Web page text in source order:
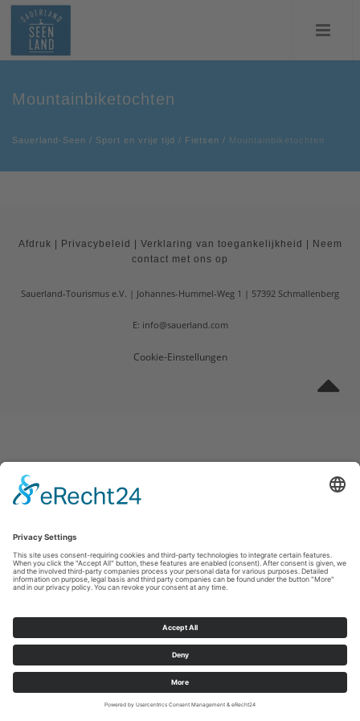
Mountainbiketochten
Sauerland-Seen / Sport en vrije tijd / Fietsen / Mountainbiketochten
Afdruk Privacybeleid Verklaring van toegankelijkheid
Neem
contact met ons op
Sauerland-Tourismus e.V. Johannes-Hummel-Weg 1 57392 Schmallenberg
E: info@sauerland.com
Cookie-Einstellungen